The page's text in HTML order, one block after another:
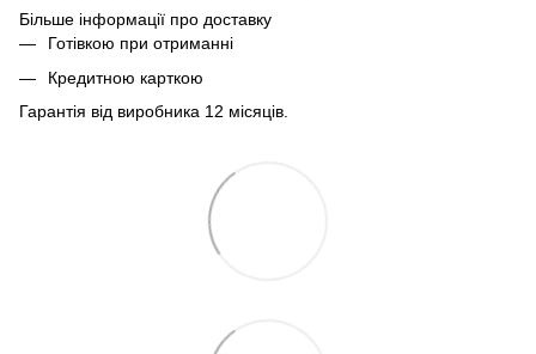
Більше інформації про доставку
Готівкою при отриманні
Кредитною карткою
Гарантія від виробника 12 місяців.